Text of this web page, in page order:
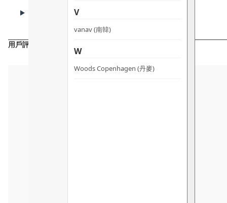
V
vanav (南韓)
W
Woods Copenhagen (丹麥)
用戶評價